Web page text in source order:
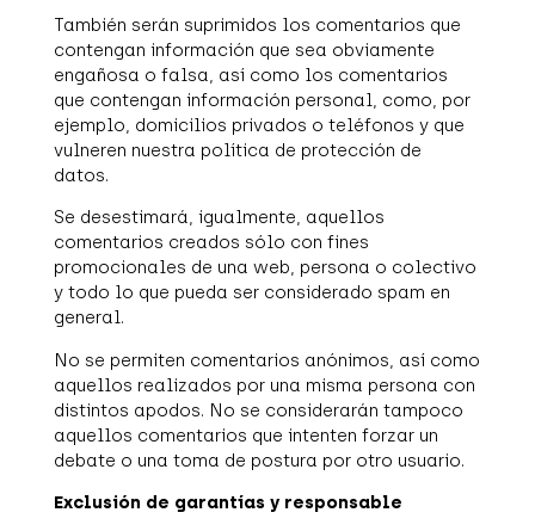
También serán suprimidos los comentarios que
contengan información que sea obviamente
engañosa o falsa, así como los comentarios
que contengan información personal, como, por
ejemplo, domicilios privados o teléfonos y que
vulneren nuestra política de protección de
datos.
Se desestimará, igualmente, aquellos
comentarios creados sólo con fines
promocionales de una web, persona o colectivo
y todo lo que pueda ser considerado spam en
general.
No se permiten comentarios anónimos, así como
aquellos realizados por una misma persona con
distintos apodos. No se considerarán tampoco
aquellos comentarios que intenten forzar un
debate o una toma de postura por otro usuario.
Exclusión de garantías y responsable